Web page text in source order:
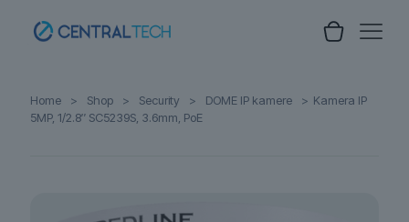
Home > Shop > Security > DOME IP kamere > Kamera IP
5MP, 1/2.8″ SC5239S, 3.6mm, PoE